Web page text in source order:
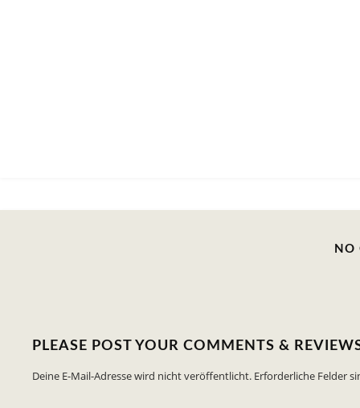
NO
PLEASE POST YOUR COMMENTS &
Deine E-Mail-Adresse wird nicht veröffentlicht. Erforderliche Felder